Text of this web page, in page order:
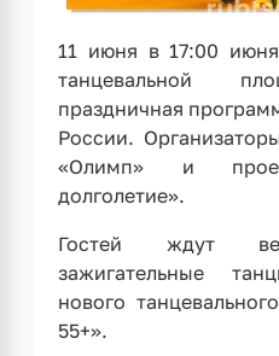
11 июня в 17:00
танцевальной
праздничная
России.
«Олимп» и
долголетие».
Гостей ждут
зажигательные
нового
55+».